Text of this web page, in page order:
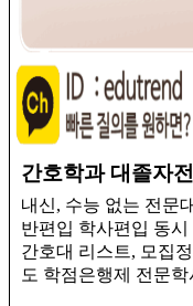
간호학과 대졸자
내신, 수능 없는 전문
반편입 학사편입 동
간호대 리스트, 모집
도 학점은행제 전문